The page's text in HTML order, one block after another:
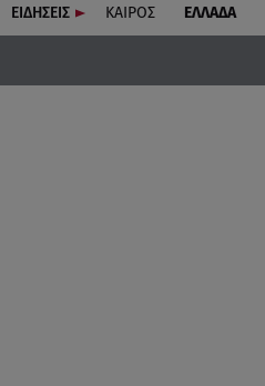
ΕΙΔΗΣΕΙΣ ΚΑΙΡΟΣ ΕΛΛΑΔΑ